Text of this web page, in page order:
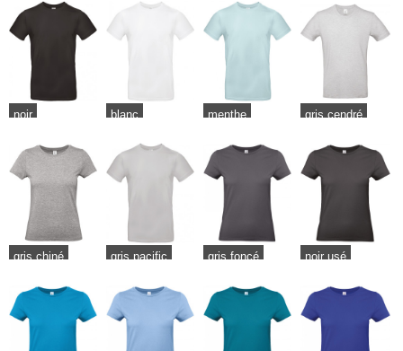
noir blanc menthe gris cendré
gris chiné gris pacific gris foncé noir usé